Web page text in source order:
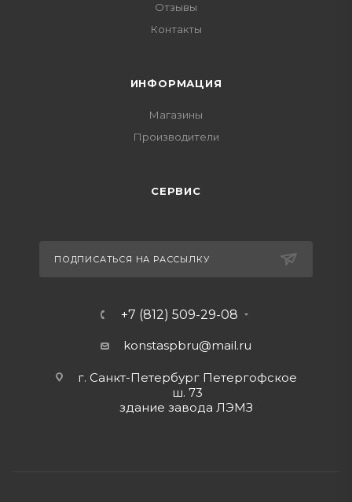
Отзывы
Контакты
ИНФОРМАЦИЯ
Магазины
Производители
СЕРВИС
ПОДПИСАТЬСЯ НА РАССЫЛКУ
+7 (812) 509-29-08
konstaspbru@mail.ru
г. Санкт-Петербург Петергофское
ш. 73
здание завода ЛЭМЗ